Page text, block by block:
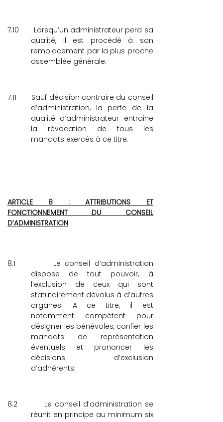
7.10
Lorsqu’un administrateur perd sa
qualité, il est procédé à son
remplacement par la plus proche
assemblée générale.
7.11
Sauf décision contraire du conseil
d’administration, la perte de la
qualité d’administrateur entraine
la révocation de tous les
mandats exercés à ce titre.
ARTICLE 8 : ATTRIBUTIONS ET
FONCTIONNEMENT DU CONSEIL
D’ADMINISTRATION
8.1
Le conseil d’administration
dispose de tout pouvoir, à
l’exclusion de ceux qui sont
statutairement dévolus à d’autres
organes. A ce titre, il est
notamment compétent pour
désigner les bénévoles, confier les
mandats de représentation
éventuels et prononcer les
décisions d’exclusion
d’adhérents.
8.2
Le conseil d’administration se
réunit en principe au minimum six